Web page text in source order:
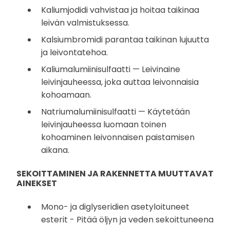
Kaliumjodidi vahvistaa ja hoitaa taikinaa
leivän valmistuksessa.
Kalsiumbromidi parantaa taikinan lujuutta
ja leivontatehoa.
Kaliumalumiinisulfaatti — Leivinaine
leivinjauheessa, joka auttaa leivonnaisia
kohoamaan.
Natriumalumiinisulfaatti — Käytetään
leivinjauheessa luomaan toinen
kohoaminen leivonnaisen paistamisen
aikana.
SEKOITTAMINEN JA RAKENNETTA MUUTTAVAT
AINEKSET
Mono- ja diglyseridien asetyloituneet
esterit - Pitää öljyn ja veden sekoittuneena